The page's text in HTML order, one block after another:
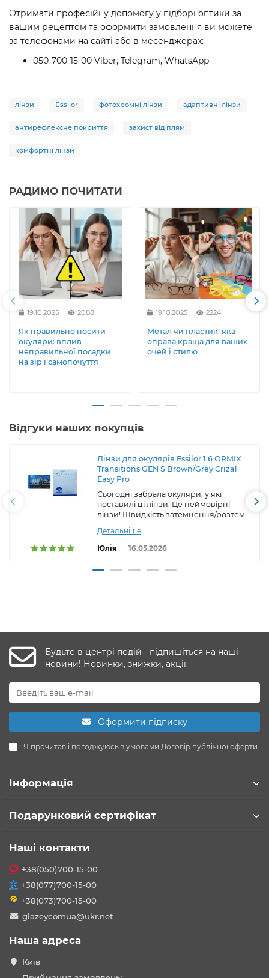
Отримати професійну допомогу у підборі оптики за
вашим рецептом та оформити замовлення ви можете
за телефонами на сайті або в месенджерах:
050-700-15-00 Viber, Telegram, WhatsApp
лінзи Essilor фотохромні лінзи адаптивні лінзи
антирефлексне покриття захист від плям
комфортні лінзи
РАДИМО ПОЧИТАТИ
19.10.2025 2088
Як правильно носити
окуляри: вплив
неправильної посадки
на зір і самопочуття
19.10.2025 2224
Метал чи пластик: яка
оправа краща для ваших
очей і стилю
Відгуки наших покупців
Лінзи для окулярів Essilor 1.6 ORMIX
Transitions GEN S Brown/Grey Crizal
Easy Pro
Сьогодні забрала окуляри, у які
поставилі ці лінзи. Це неймовірні
лінзи! Швидкість затемнення/розтем..
Детальніше
Юлія
16.05.2026
Будьте в центрі подій - підпишіться на наші
новини! Новинки, знижки, акції.
Оформити підписку
Я прочитав і погоджуюсь з умовами Договір публічної оферти
Інформація
Подарунковий сертифікат
Наші контакти
+38(050)700-15-00
+38(077)700-15-00
+38(073)700-15-00
glazeycomua@ukr.net
Наша адреса
Київ